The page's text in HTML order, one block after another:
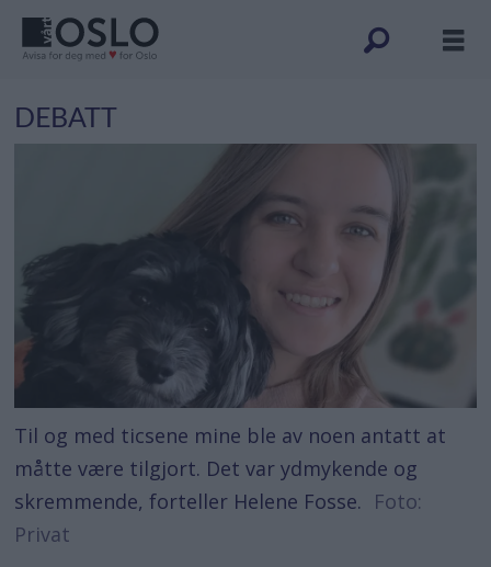
DEBATT
Til og med ticsene mine ble av noen antatt at
måtte være tilgjort. Det var ydmykende og
skremmende, forteller Helene Fosse. Foto:
Privat